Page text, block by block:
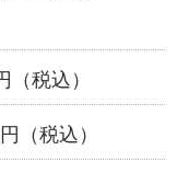
（税込）
円（税込）